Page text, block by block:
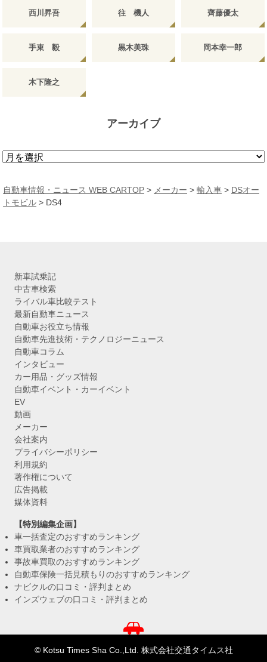
西川昇吾 往 機人 齊藤優太
手束 毅 黒木美珠 岡本幸一郎
木下隆之
アーカイブ
ア
カ
イ
自動車情報・ニュース WEB CARTOP > メーカー > 輸入車 > DSオー
トモビル > DS4
新車試乗記
中古車検索
ライバル車比較テスト
最新自動車ニュース
自動車お役立ち情報
自動車先進技術・テクノロジーニュース
自動車コラム
インタビュー
カー用品・グッズ情報
自動車イベント・カーイベント
EV
動画
メーカー
会社案内
プライバシーポリシー
利用規約
著作権について
広告掲載
媒体資料
【特別編集企画】
車一括査定のおすすめランキング
車買取業者のおすすめランキング
事故車買取のおすすめランキング
自動車保険一括見積もりのおすすめランキング
ナビクルの口コミ・評判まとめ
インズウェブの口コミ・評判まとめ
© Kotsu Times Sha Co.,Ltd. 株式会社交通タイムス社